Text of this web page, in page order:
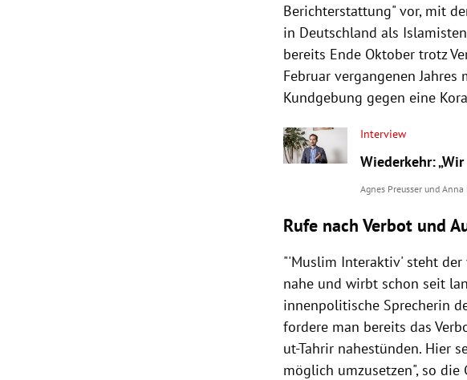
Berichterstattung" vor, mit
in Deutschland als
bereits Ende Oktober trotz
Februar vergangenen
Kundgebung gegen eine
Interview
Wiederkehr:
Agnes Preusser undAnna
Rufe nach Verbot und
"'Muslim Interaktiv' steht
nahe und wirbt schon seit
innenpolitische Sprecherin
fordere man bereits das
ut-Tahrir nahestünden. Hier
möglich umzusetzen", so die